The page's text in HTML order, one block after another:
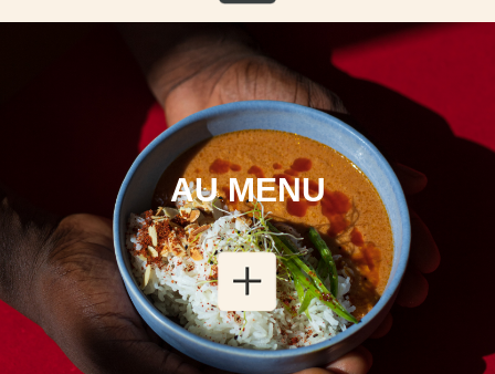
AU MENU